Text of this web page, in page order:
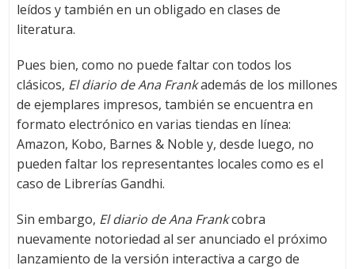
leídos y también en un obligado en clases de
literatura.
Pues bien, como no puede faltar con todos los
clásicos, El diario de Ana Frankademás de los millones
de ejemplares impresos, también se encuentra en
formato electrónico en varias tiendas en línea:
Amazon, Kobo, Barnes & Noble y, desde luego, no
pueden faltar los representantes locales como es el
caso de Librerías Gandhi.
Sin embargo, El diario de Ana Frankcobra
nuevamente notoriedad al ser anunciado el próximo
lanzamiento de la versión interactiva a cargo de